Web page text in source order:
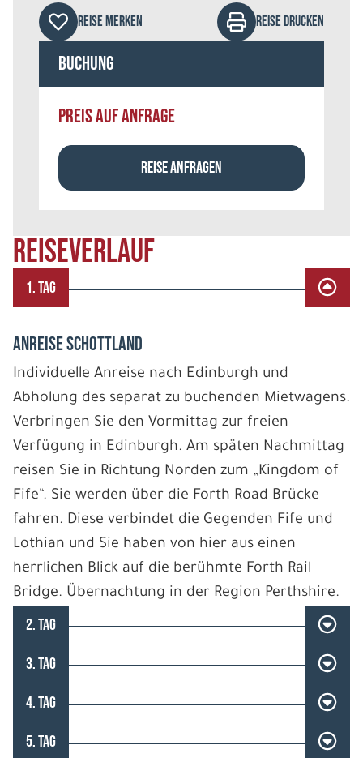
REISEVERLAUF
1. TAG
ANREISE SCHOTTLAND
Individuelle Anreise nach Edinburgh und
Abholung des separat zu buchenden Mietwagens.
Verbringen Sie den Vormittag zur freien
Verfügung in Edinburgh. Am späten Nachmittag
reisen Sie in Richtung Norden zum „Kingdom of
Fife“. Sie werden über die Forth Road Brücke
fahren. Diese verbindet die Gegenden Fife und
Lothian und Sie haben von hier aus einen
herrlichen Blick auf die berühmte Forth Rail
Bridge. Übernachtung in der Region Perthshire.
2. TAG
3. TAG
4. TAG
5. TAG
REISE MERKEN REISE DRUCKEN
Buchung
PREIS AUF ANFRAGE
REISE ANFRAGEN